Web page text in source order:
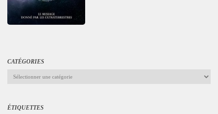
CATÉGORIES
Catégories
ÉTIQUETTES